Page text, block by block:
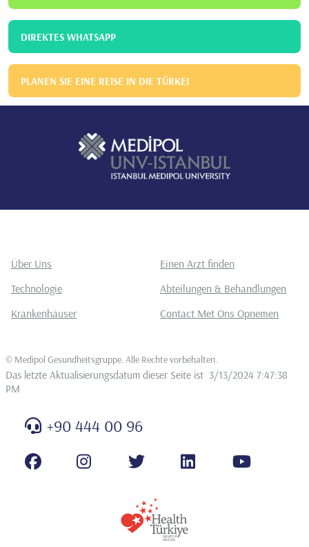
DIREKTES WHATSAPP
PLANEN SIE EINE REISE IN DIE TÜRKEI
Über Uns
Einen Arzt finden
Technologie
Abteilungen & Behandlungen
Krankenhäuser
Contact Met Ons Opnemen
© Medipol Gesundheitsgruppe. Alle Rechte vorbehalten.
Das letzte Aktualisierungsdatum dieser Seite ist 3/13/2024 7:47:38
PM
+90 444 00 96